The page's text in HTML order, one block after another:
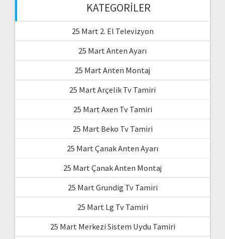
KATEGORILER
25 Mart 2. El Televizyon
25 Mart Anten Ayarı
25 Mart Anten Montaj
25 Mart Arçelik Tv Tamiri
25 Mart Axen Tv Tamiri
25 Mart Beko Tv Tamiri
25 Mart Çanak Anten Ayarı
25 Mart Çanak Anten Montaj
25 Mart Grundig Tv Tamiri
25 Mart Lg Tv Tamiri
25 Mart Merkezi Sistem Uydu Tamiri